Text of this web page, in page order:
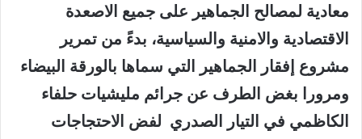
معادية لمصالح الجماهير على جميع الاصعدة
الاقتصادية والامنية والسياسية، بدءً من تمرير
مشروع إفقار الجماهير التي سماها بالورقة البيضاء
ومرورا بغض الطرف عن جرائم مليشيات حلفاء
الكاظمي في التيار الصدري لفض الاحتجاجات